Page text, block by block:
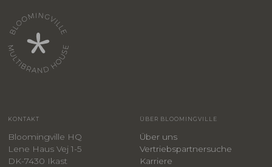
KONTAKT
Bloomingville HQ
Lene Haus Vej 1-5
DK-7430 Ikast
ÜBER BLOOMINGVILLE
Über uns
Vertriebspartnersuche
Karriere